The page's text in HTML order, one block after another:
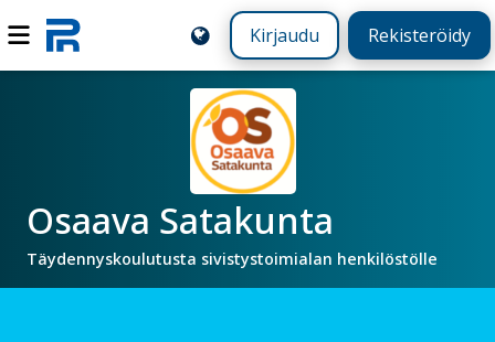
Kirjaudu Rekisteröidy
Osaava Satakunta
Täydennyskoulutusta sivistystoimialan henkilöstölle